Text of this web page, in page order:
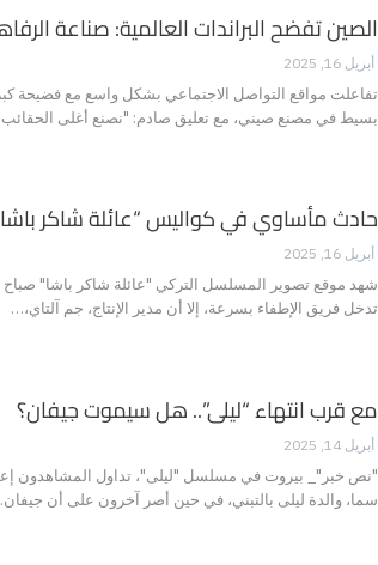
الصين تفضح البراندات العالمية: صناعة
أبريل 16, 2025
تفاعلت مواقع التواصل الاجتماعي بشكل واسع مع فضيحة
بسيط في مصنع صيني، مع تعليق صادم: "نصنع أغلى
حادث مأساوي في كواليس “عائلة شاكر باشا”
أبريل 16, 2025
شهد موقع تصوير المسلسل التركي "عائلة شاكر باشا" صباح
تدخل فريق الإطفاء بسرعة، إلا أن مدير الإنتاج، جم آلتاي،…
مع قرب انتهاء “ليلى”.. هل سيموت جيفان؟
أبريل 14, 2025
"نص خبر"_ بيروت في مسلسل "ليلى"، تداول المشاهدون
سما، والدة ليلى بالتبني، في حين أصر آخرون على أن